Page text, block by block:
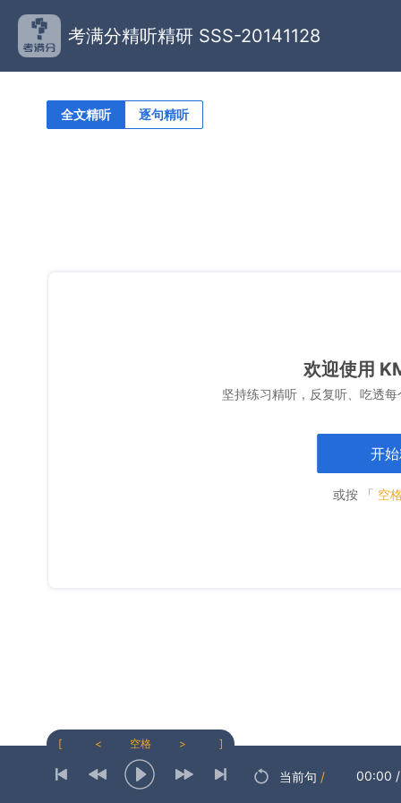
考满分精听精研 SSS-20141128
全文精听 逐句精听
欢迎使用
坚持练习精听，反复听、吃透
开
或按 「 空
[ < 空格 > ]
当前句 / 00:00 /